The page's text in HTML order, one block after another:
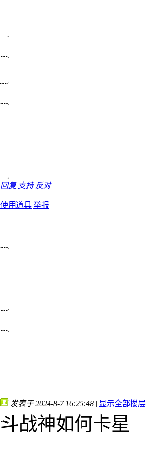
回复 支持 反对
使用道具 举报
发表于 2024-8-7 16:25:48 | 显示全部楼层
斗战神如何卡星